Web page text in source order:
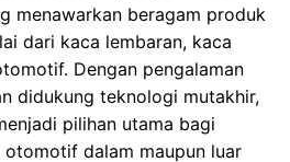
menawarkan beragam produk
dari kaca lembaran, kaca
Dengan pengalaman
didukung teknologi mutakhir,
pilihan utama bagi
dalam maupun luar